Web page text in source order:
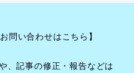
問い合わせはこちら】
、記事の修正・報告などは